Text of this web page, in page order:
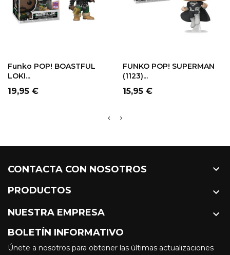
Funko POP! BOASTFUL
LOKI...
Precio
19,95 €
FUNKO POP! SUPERMAN
(1123)...
Precio
15,95 €
CONTACTA CON NOSOTROS 
PRODUCTOS 
NUESTRA EMPRESA 
BOLETÍN INFORMATIVO
Únete a nosotros para obtener las últimas actualizaciones